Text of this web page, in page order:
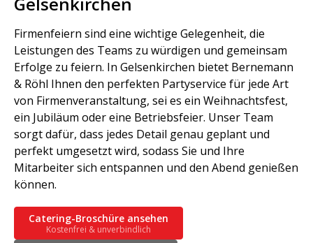
Firmenfeiern sind eine wichtige Gelegenheit, die
Leistungen des Teams zu würdigen und gemeinsam
Erfolge zu feiern. In Gelsenkirchen bietet Bernemann
& Röhl Ihnen den perfekten Partyservice für jede Art
von Firmenveranstaltung, sei es ein Weihnachtsfest,
ein Jubiläum oder eine Betriebsfeier. Unser Team
sorgt dafür, dass jedes Detail genau geplant und
perfekt umgesetzt wird, sodass Sie und Ihre
Mitarbeiter sich entspannen und den Abend genießen
können.
Catering-Broschüre ansehen
Kostenfrei & unverbindlich